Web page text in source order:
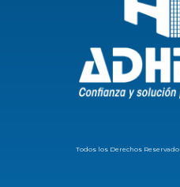
Todos los Derechos